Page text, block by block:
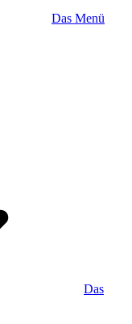
Das Menü
Das